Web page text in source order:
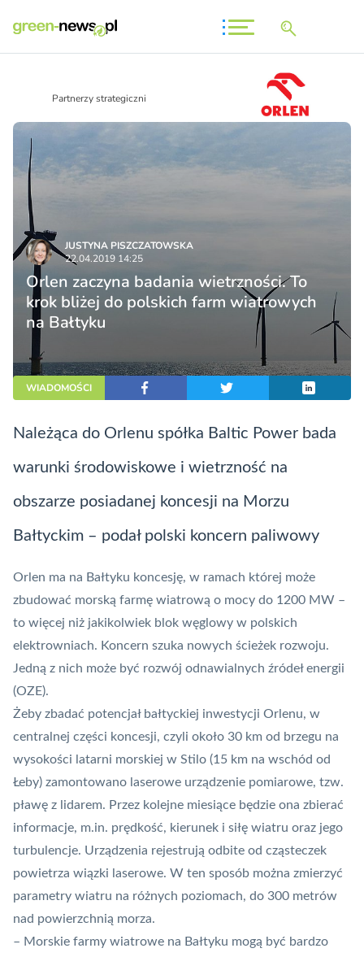
Partnerzy strategiczni
JUSTYNA PISZCZATOWSKA
22.04.2019 14:25
Orlen zaczyna badania wietrzności. To
krok bliżej do polskich farm wiatrowych
na Bałtyku
WIADOMOŚCI
Należąca do Orlenu spółka Baltic Power bada
warunki środowiskowe i wietrzność na
obszarze posiadanej koncesji na Morzu
Bałtyckim – podał polski koncern paliwowy
Orlen ma na Bałtyku koncesję, w ramach której może
zbudować morską farmę wiatrową o mocy do 1200 MW –
to więcej niż jakikolwiek blok węglowy w polskich
elektrowniach. Koncern szuka nowych ścieżek rozwoju.
Jedną z nich może być rozwój odnawialnych źródeł energii
(OZE).
Żeby zbadać potencjał bałtyckiej inwestycji Orlenu, w
centralnej części koncesji, czyli około 30 km od brzegu na
wysokości latarni morskiej w Stilo (15 km na wschód od
Łeby) zamontowano laserowe urządzenie pomiarowe, tzw.
pławę z lidarem. Przez kolejne miesiące będzie ona zbierać
informacje, m.in. prędkość, kierunek i siłę wiatru oraz jego
turbulencje. Urządzenia rejestrują odbite od cząsteczek
powietrza wiązki laserowe. W ten sposób można zmierzyć
parametry wiatru na różnych poziomach, do 300 metrów
nad powierzchnią morza.
– Morskie farmy wiatrowe na Bałtyku mogą być bardzo